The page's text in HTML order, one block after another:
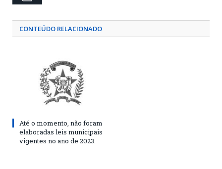
CONTEÚDO RELACIONADO
Até o momento, não foram
elaboradas leis municipais
vigentes no ano de 2023.